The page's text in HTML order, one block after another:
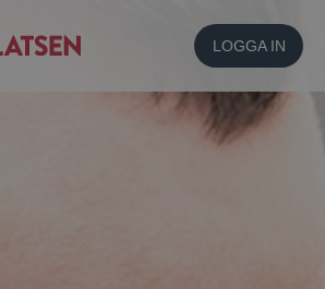
LOGGA IN